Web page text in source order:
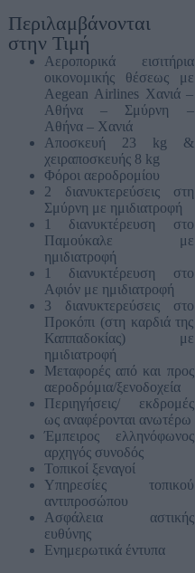
Περιλαμβάνονται
στην Τιμή
Αεροπορικά εισιτήρια
οικονομικής θέσεως με
Aegean Airlines Χανιά –
Αθήνα – Σμύρνη –
Αθήνα – Χανιά
Αποσκευή 23 kg &
χειραποσκευής 8 kg
Φόροι αεροδρομίου
2 διανυκτερεύσεις στη
Σμύρνη με ημιδιατροφή
1 διανυκτέρευση στο
Παμούκαλε με
ημιδιατροφή
1 διανυκτέρευση στο
Αφιόν με ημιδιατροφή
3 διανυκτερεύσεις στο
Προκόπι (στη καρδιά της
Καππαδοκίας) με
ημιδιατροφή
Μεταφορές από και προς
αεροδρόμια/ξενοδοχεία
Περιηγήσεις/ εκδρομές
ως αναφέρονται ανωτέρω
Έμπειρος ελληνόφωνος
αρχηγός συνοδός
Τοπικοί ξεναγοί
Υπηρεσίες τοπικού
αντιπροσώπου
Ασφάλεια αστικής
ευθύνης
Eνημερωτικά έντυπα